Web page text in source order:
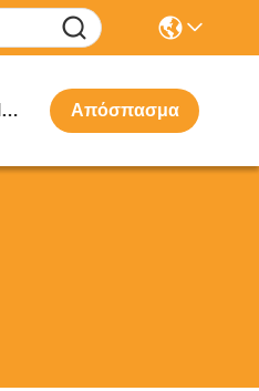
Επικοινωνήστε Μαζί Μας Απόσπασμα